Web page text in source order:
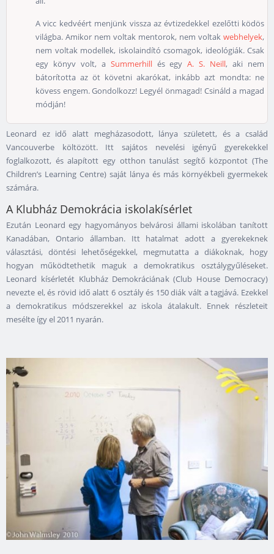
A vicc kedvéért menjünk vissza az évtizedekkel ezelőtti ködös
világba. Amikor nem voltak mentorok, nem voltak webhelyek,
nem voltak modellek, iskolaindító csomagok, ideológiák. Csak
egy könyv volt, a Summerhillés egyA. S. Neill, aki nem
bátorította az öt követni akarókat, inkább azt mondta: ne
kövess engem. Gondolkozz! Legyél önmagad! Csináld a magad
módján!
Leonard ez idő alatt megházasodott, lánya született, és a család
Vancouverbe költözött. Itt sajátos nevelési igényű gyerekekkel
foglalkozott, és alapított egy otthon tanulást segítő központot (The
Children’s Learning Centre) saját lánya és más környékbeli gyermekek
számára.
A Klubház Demokrácia iskolakísérlet
Ezután Leonard egy hagyományos belvárosi állami iskolában tanított
Kanadában, Ontario államban. Itt hatalmat adott a gyerekeknek
választási, döntési lehetőségekkel, megmutatta a diákoknak, hogy
hogyan működtethetik maguk a demokratikus osztálygyűléseket.
Leonard kísérletét Klubház Demokráciának (Club House Democracy)
nevezte el, és rövid idő alatt 6 osztály és 150 diák vált a tagjává. Ezekkel
a demokratikus módszerekkel az iskola átalakult. Ennek részleteit
mesélte így el 2011 nyarán.